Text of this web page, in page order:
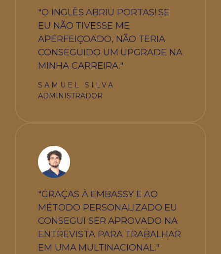
"O INGLÊS ABRIU PORTAS! SE
EU NÃO TIVESSE ME
APERFEIÇOADO, NÃO TERIA
CONSEGUIDO UM UPGRADE NA
MINHA CARREIRA."
SAMUEL SILVA
ADMINISTRADOR
"GRAÇAS À EMBASSY E AO
MÉTODO PERSONALIZADO EU
CONSEGUI SER APROVADO NA
ENTREVISTA PARA TRABALHAR
EM UMA MULTINACIONAL."